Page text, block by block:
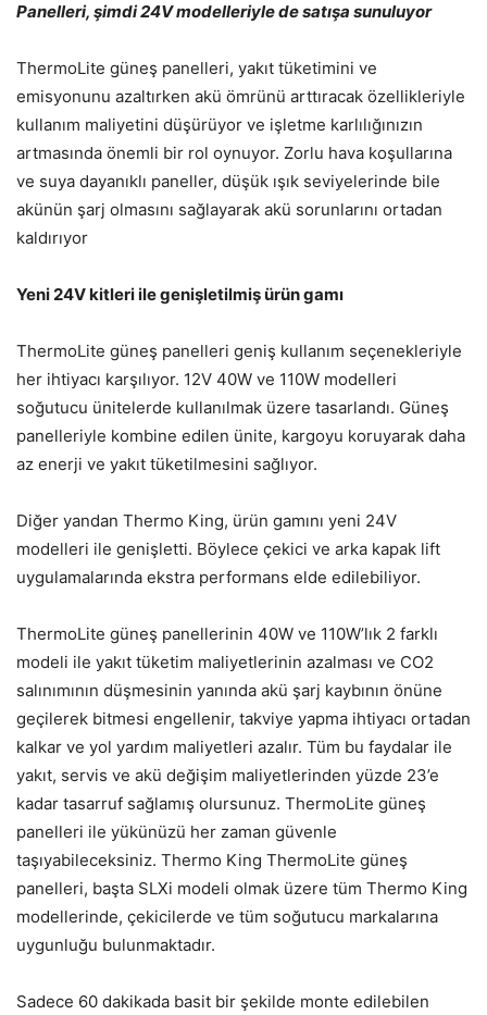
Panelleri, şimdi 24V modelleriyle de satışa sunuluyor
ThermoLite güneş panelleri, yakıt tüketimini ve
emisyonunu azaltırken akü ömrünü arttıracak özellikleriyle
kullanım maliyetini düşürüyor ve işletme karlılığınızın
artmasında önemli bir rol oynuyor. Zorlu hava koşullarına
ve suya dayanıklı paneller, düşük ışık seviyelerinde bile
akünün şarj olmasını sağlayarak akü sorunlarını ortadan
kaldırıyor
Yeni 24V kitleri ile genişletilmiş ürün gamı
ThermoLite güneş panelleri geniş kullanım seçenekleriyle
her ihtiyacı karşılıyor. 12V 40W ve 110W modelleri
soğutucu ünitelerde kullanılmak üzere tasarlandı. Güneş
panelleriyle kombine edilen ünite, kargoyu koruyarak daha
az enerji ve yakıt tüketilmesini sağlıyor.
Diğer yandan Thermo King, ürün gamını yeni 24V
modelleri ile genişletti. Böylece çekici ve arka kapak lift
uygulamalarında ekstra performans elde edilebiliyor.
ThermoLite güneş panellerinin 40W ve 110W’lık 2 farklı
modeli ile yakıt tüketim maliyetlerinin azalması ve CO2
salınımının düşmesinin yanında akü şarj kaybının önüne
geçilerek bitmesi engellenir, takviye yapma ihtiyacı ortadan
kalkar ve yol yardım maliyetleri azalır. Tüm bu faydalar ile
yakıt, servis ve akü değişim maliyetlerinden yüzde 23’e
kadar tasarruf sağlamış olursunuz. ThermoLite güneş
panelleri ile yükünüzü her zaman güvenle
taşıyabileceksiniz. Thermo King ThermoLite güneş
panelleri, başta SLXi modeli olmak üzere tüm Thermo King
modellerinde, çekicilerde ve tüm soğutucu markalarına
uygunluğu bulunmaktadır.
Sadece 60 dakikada basit bir şekilde monte edilebilen